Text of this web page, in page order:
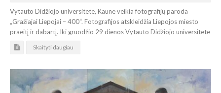
Vytauto Didžiojo universitete, Kaune veikia fotografijų paroda
„Gražiajai Liepojai – 400“. Fotografijos atskleidžia Liepojos miesto
praeitį ir dabartį. Iki gruodžio 29 dienos Vytauto Didžiojo universitete
Skaityti daugiau